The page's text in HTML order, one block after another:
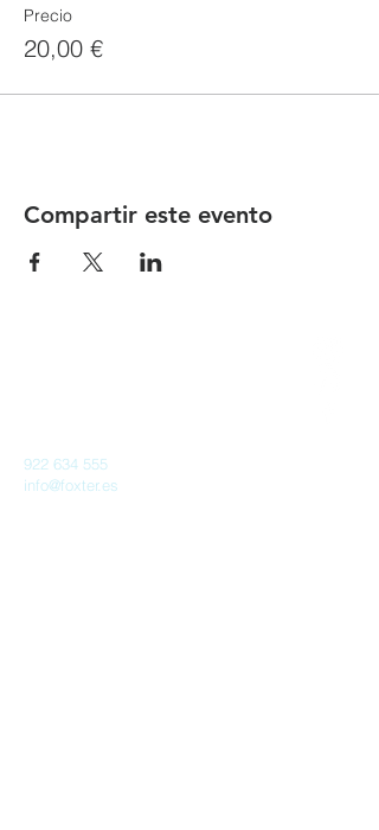
Precio
20,00 €
Compartir este evento
922 634 555
info@foxter.es